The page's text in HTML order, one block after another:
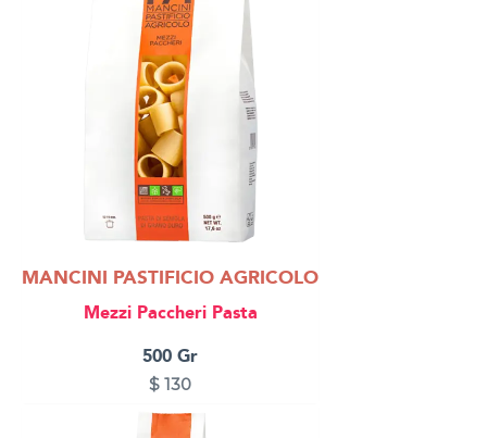
MANCINI PASTIFICIO AGRICOLO
Mezzi Paccheri Pasta
500 Gr
$ 130